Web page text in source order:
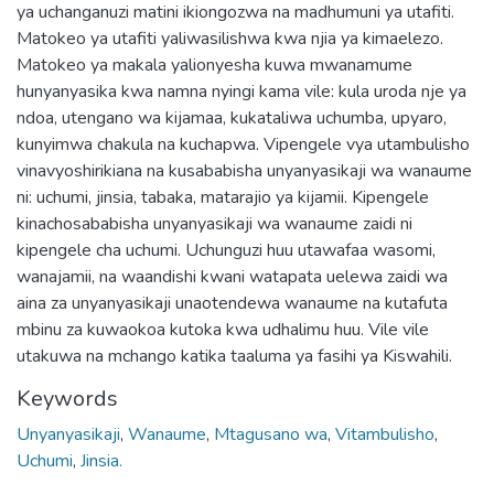
ya uchanganuzi matini ikiongozwa na madhumuni ya utafiti.
Matokeo ya utafiti yaliwasilishwa kwa njia ya kimaelezo.
Matokeo ya makala yalionyesha kuwa mwanamume
hunyanyasika kwa namna nyingi kama vile: kula uroda nje ya
ndoa, utengano wa kijamaa, kukataliwa uchumba, upyaro,
kunyimwa chakula na kuchapwa. Vipengele vya utambulisho
vinavyoshirikiana na kusababisha unyanyasikaji wa wanaume
ni: uchumi, jinsia, tabaka, matarajio ya kijamii. Kipengele
kinachosababisha unyanyasikaji wa wanaume zaidi ni
kipengele cha uchumi. Uchunguzi huu utawafaa wasomi,
wanajamii, na waandishi kwani watapata uelewa zaidi wa
aina za unyanyasikaji unaotendewa wanaume na kutafuta
mbinu za kuwaokoa kutoka kwa udhalimu huu. Vile vile
utakuwa na mchango katika taaluma ya fasihi ya Kiswahili.
Keywords
Unyanyasikaji, Wanaume, Mtagusano wa, Vitambulisho,
Uchumi, Jinsia.